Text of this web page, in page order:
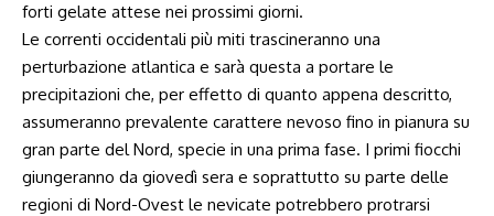
forti gelate attese nei prossimi giorni.
Le correnti occidentali più miti trascineranno una
perturbazione atlantica e sarà questa a portare le
precipitazioni che, per effetto di quanto appena descritto,
assumeranno prevalente carattere nevoso fino in pianura su
gran parte del Nord, specie in una prima fase. I primi fiocchi
giungeranno da giovedì sera e soprattutto su parte delle
regioni di Nord-Ovest le nevicate potrebbero protrarsi